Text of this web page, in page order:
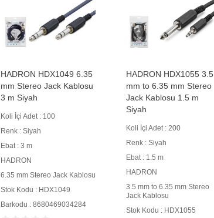
HADRON HDX1049 6.35
mm Stereo Jack Kablosu
3 m Siyah
Koli İçi Adet : 100
Renk : Siyah
Ebat : 3 m
HADRON
6.35 mm Stereo Jack Kablosu
Stok Kodu : HDX1049
Barkodu : 8680469034284
HADRON HDX1055 3.5
mm to 6.35 mm Stereo
Jack Kablosu 1.5 m
Siyah
Koli İçi Adet : 200
Renk : Siyah
Ebat : 1.5 m
HADRON
3.5 mm to 6.35 mm Stereo
Jack Kablosu
Stok Kodu : HDX1055